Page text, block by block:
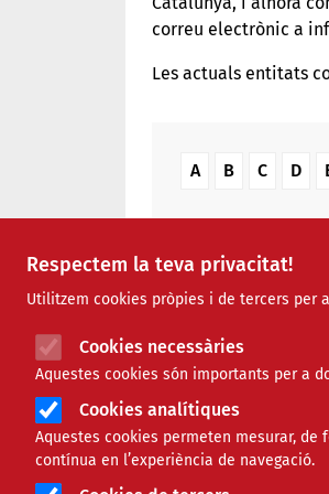
Respectem la teva privacitat!
Utilitzem cookies pròpies i de tercers per
Cookies necessàries
Aquestes cookies són importants per a
Cookies analítiques
Aquestes cookies permeten mesurar,
contínua en l’experiència de navegació.
correu electrònic a
Les actuals entitats
Entitats que
A Entitats que
B Entitats
C D
Taula on es llisten
KIWOP